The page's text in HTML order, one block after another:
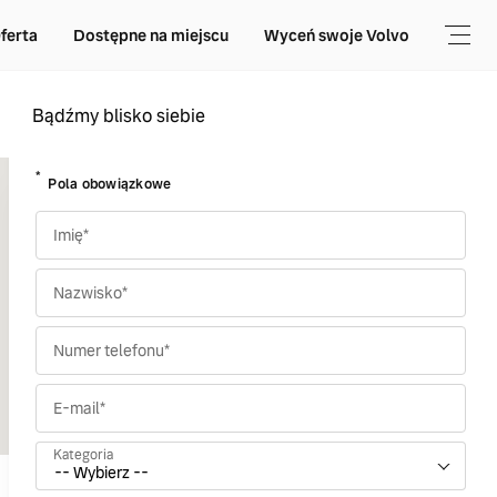
Dostępne na miejscu Wyceń swoje Volvo
Bądźmy blisko siebie
* Pola obowiązkowe
Imię*
Nazwisko*
Numer telefonu*
E-mail*
Kategoria